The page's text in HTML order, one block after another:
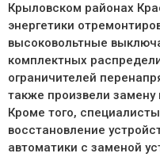
Крыловском районах
энергетики
высоковольтные
комплектных
ограничителей
также произвели замену
Кроме того,
восстановление
автоматики с заменой